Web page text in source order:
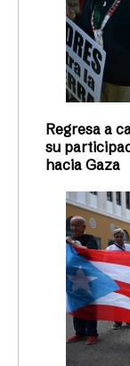
Regresa a
su
hacia Gaza